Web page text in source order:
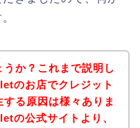
か？これまで説明し
のお店でクレジット
る原因は様々ありま
の公式サイトより、